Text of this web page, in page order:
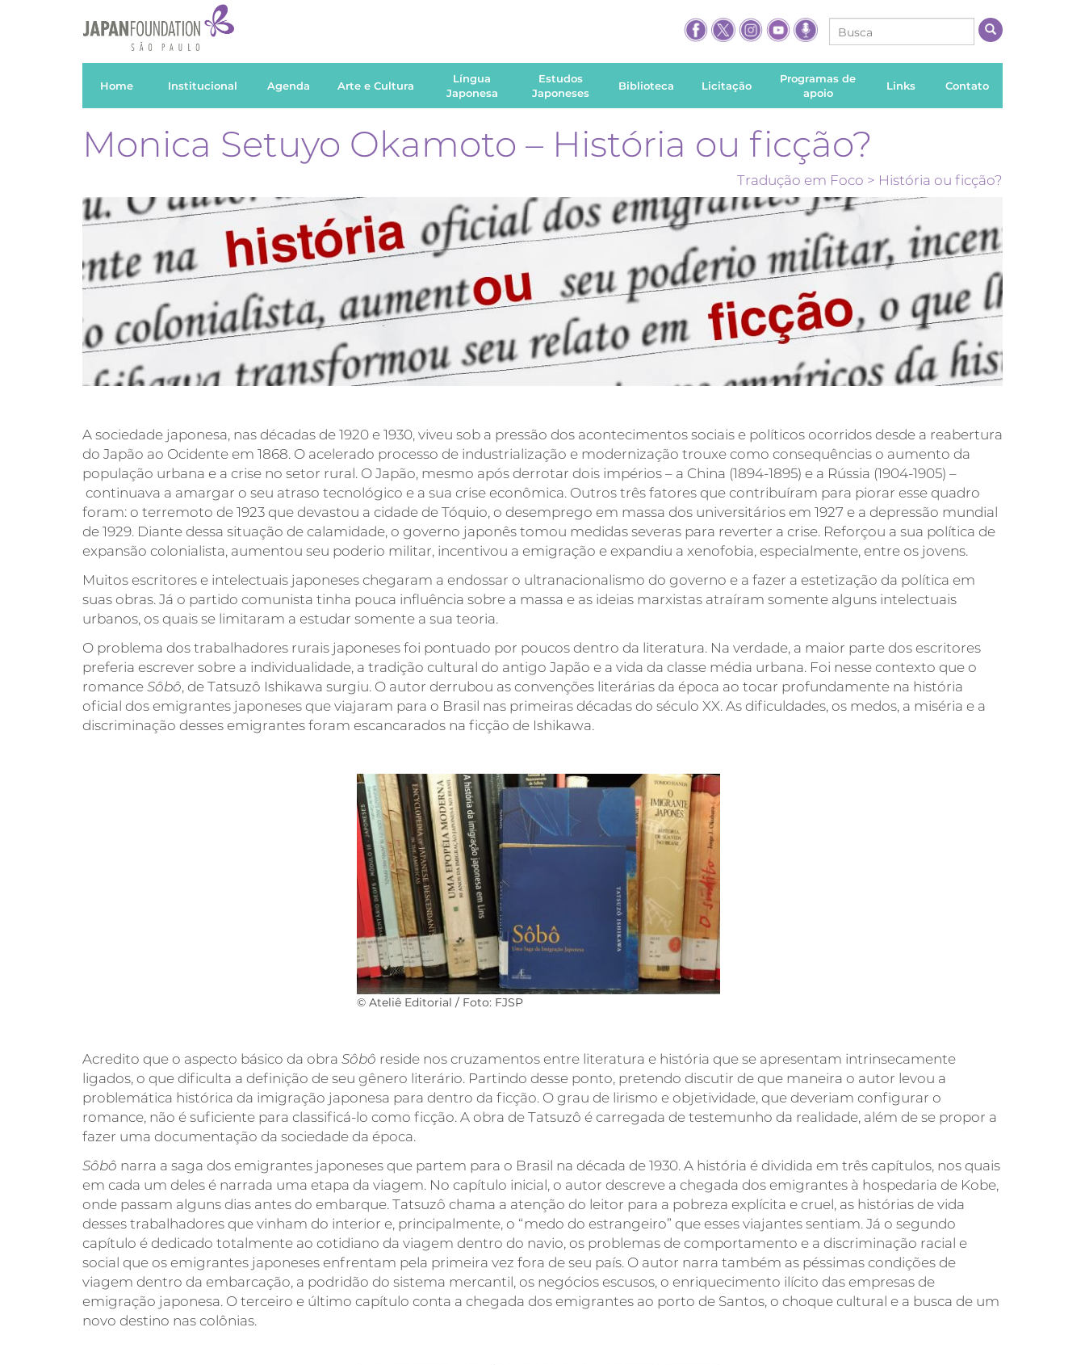
Home Institucional Agenda Arte e Cultura
Língua
Japonesa
Estudos
Japoneses
Biblioteca Licitação
Programas de
apoio
Links Contato
Monica Setuyo Okamoto – História ou ficção?
Tradução em Foco > História ou ficção?
A sociedade japonesa, nas décadas de 1920 e 1930, viveu sob a pressão dos acontecimentos sociais e políticos ocorridos desde a reabertura
do Japão ao Ocidente em 1868. O acelerado processo de industrialização e modernização trouxe como consequências o aumento da
população urbana e a crise no setor rural. O Japão, mesmo após derrotar dois impérios – a China (1894-1895) e a Rússia (1904-1905) –
continuava a amargar o seu atraso tecnológico e a sua crise econômica. Outros três fatores que contribuíram para piorar esse quadro
foram: o terremoto de 1923 que devastou a cidade de Tóquio, o desemprego em massa dos universitários em 1927 e a depressão mundial
de 1929. Diante dessa situação de calamidade, o governo japonês tomou medidas severas para reverter a crise. Reforçou a sua política de
expansão colonialista, aumentou seu poderio militar, incentivou a emigração e expandiu a xenofobia, especialmente, entre os jovens.
Muitos escritores e intelectuais japoneses chegaram a endossar o ultranacionalismo do governo e a fazer a estetização da política em
suas obras. Já o partido comunista tinha pouca influência sobre a massa e as ideias marxistas atraíram somente alguns intelectuais
urbanos, os quais se limitaram a estudar somente a sua teoria.
O problema dos trabalhadores rurais japoneses foi pontuado por poucos dentro da literatura. Na verdade, a maior parte dos escritores
preferia escrever sobre a individualidade, a tradição cultural do antigo Japão e a vida da classe média urbana. Foi nesse contexto que o
romance Sôbô, de Tatsuzô Ishikawa surgiu. O autor derrubou as convenções literárias da época ao tocar profundamente na história
oficial dos emigrantes japoneses que viajaram para o Brasil nas primeiras décadas do século XX. As dificuldades, os medos, a miséria e a
discriminação desses emigrantes foram escancarados na ficção de Ishikawa.
© Ateliê Editorial / Foto: FJSP
Acredito que o aspecto básico da obra Sôbô reside nos cruzamentos entre literatura e história que se apresentam intrinsecamente
ligados, o que dificulta a definição de seu gênero literário. Partindo desse ponto, pretendo discutir de que maneira o autor levou a
problemática histórica da imigração japonesa para dentro da ficção. O grau de lirismo e objetividade, que deveriam configurar o
romance, não é suficiente para classificá-lo como ficção. A obra de Tatsuzô é carregada de testemunho da realidade, além de se propor a
fazer uma documentação da sociedade da época.
Sôbô narra a saga dos emigrantes japoneses que partem para o Brasil na década de 1930. A história é dividida em três capítulos, nos quais
em cada um deles é narrada uma etapa da viagem. No capítulo inicial, o autor descreve a chegada dos emigrantes à hospedaria de Kobe,
onde passam alguns dias antes do embarque. Tatsuzô chama a atenção do leitor para a pobreza explícita e cruel, as histórias de vida
desses trabalhadores que vinham do interior e, principalmente, o “medo do estrangeiro” que esses viajantes sentiam. Já o segundo
capítulo é dedicado totalmente ao cotidiano da viagem dentro do navio, os problemas de comportamento e a discriminação racial e
social que os emigrantes japoneses enfrentam pela primeira vez fora de seu país. O autor narra também as péssimas condições de
viagem dentro da embarcação, a podridão do sistema mercantil, os negócios escusos, o enriquecimento ilícito das empresas de
emigração japonesa. O terceiro e último capítulo conta a chegada dos emigrantes ao porto de Santos, o choque cultural e a busca de um
novo destino nas colônias.